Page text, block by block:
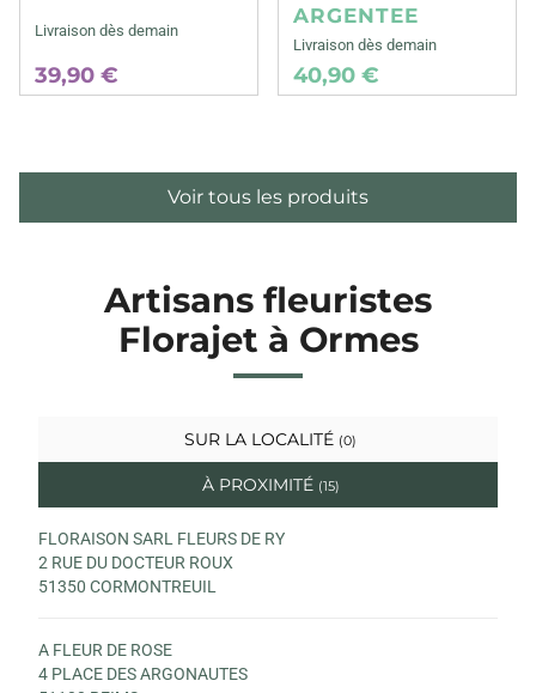
Livraison dès demain
39,90 €
ARGENTEE
Livraison dès demain
40,90 €
Voir tous les produits
Artisans fleuristes
Florajet à Ormes
SUR LA LOCALITÉ (0)
À PROXIMITÉ (15)
FLORAISON SARL FLEURS DE RY
2 RUE DU DOCTEUR ROUX
51350 CORMONTREUIL
A FLEUR DE ROSE
4 PLACE DES ARGONAUTES